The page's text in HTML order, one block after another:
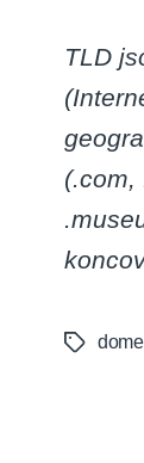
TLD
(.com,
Tags